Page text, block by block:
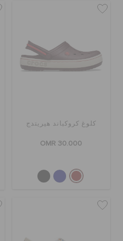
كلوغ كروكباند هيريتدج
OMR 30.000